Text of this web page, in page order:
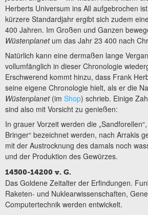
Herberts Universum ins All aufgebrochen
kürzere Standardjahr ergibt sich zudem
400 Jahren. Im Großen und Ganzen
Wüstenplanetum das Jahr 23 400 nach
Natürlich kann eine dermaßen lange
vollumfänglich in dieser Chronologie
Erschwerend kommt hinzu, dass Frank
seine eigene Chronologie hielt, als er die
Wüstenplanet (im Shop) schrieb. Einige
sind also mit Vorsicht zu genießen:
In grauer Vorzeit werden die
Bringer“ bezeichnet werden, nach Arrakis
mit der Austrocknung des damals noch
und der Produktion des Gewürzes.
14500-14200 v. G.
Das Goldene Zeitalter der Erfindungen.
Raketen- und Nuklearwissenschaften,
Computertechnik werden entwickelt.